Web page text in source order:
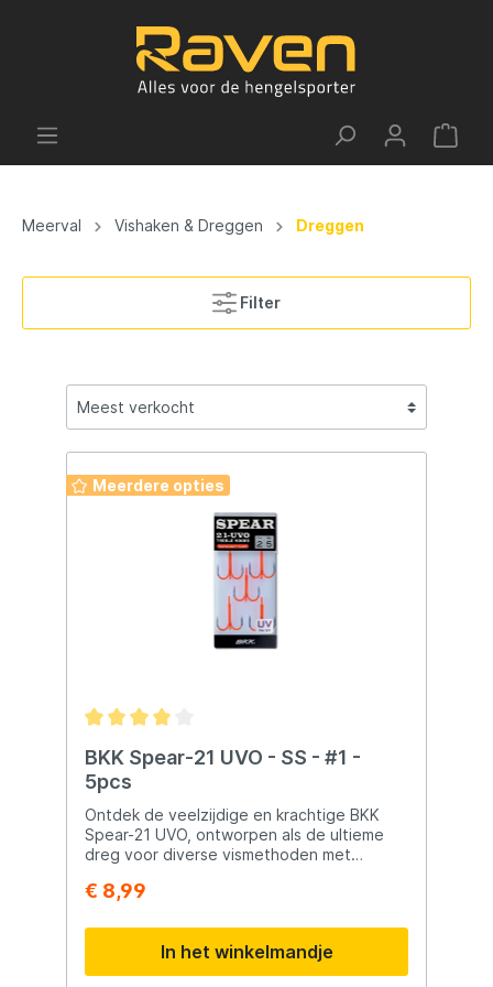
Meerval Vishaken & Dreggen Dreggen
Filter
Meerdere opties
BKK Spear-21 UVO - SS - #1 -
5pcs
Ontdek de veelzijdige en krachtige BKK
Spear-21 UVO, ontworpen als de ultieme
dreg voor diverse vismethoden met
beschikbaar in een breed scala aan maten,
de mogelijkheid hebben om diverse
aasformaten te gebruiken. Daarnaast zijn
de BKK Spear-21 UVO’s voorzien van een
€ 8,99
In het winkelmandje